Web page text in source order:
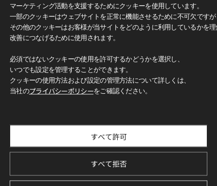
#家具
マーケティング活動を支援するためにクッキーを使用しています。
一部のクッキーはウェブサイトを正常に機能させるために不可欠です
その他のクッキーはお客様が当サイトをどのように利用しているかを
改善につなげるために使用されます。
必須ではないクッキーの使用を許可するかどうかを選択し、
いつでも設定を管理することができます。
クッキーの使用方法および設定の管理方法について詳しくは、
当社のプライバシーポリシーをご確認ください。
すべて許可
すべて拒否